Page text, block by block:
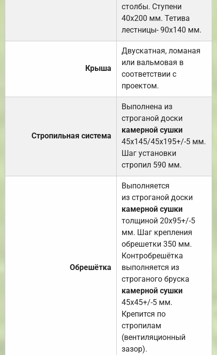
столбы. Ступени
40х200 мм. Тетива
лестницы- 90х140 мм.
Крыша
Двускатная, ломаная
или вальмовая в
соответствии с
проектом.
Стропильная система
Выполнена из
строганой доски
камерной сушки
45х145/45х195+/-5 мм.
Шаг установки
стропил 590 мм.
Обрешётка
Выполняется
из строганой доски
камерной сушки
толщиной 20х95+/-5
мм. Шаг крепления
обрешетки 350 мм.
Контробрешётка
выполняется из
строганого бруска
камерной сушки
45х45+/-5 мм.
Крепится по
стропилам
(вентиляционный
зазор).